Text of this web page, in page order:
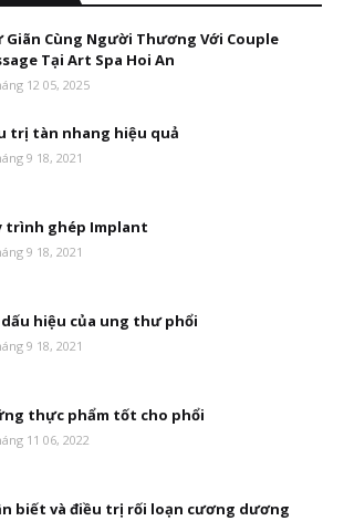
Giãn Cùng Người Thương Với Couple
Tại Art Spa Hoi An
12 05, 2025
trị tàn nhang hiệu quả
9 18, 2021
trình ghép Implant
9 18, 2021
dấu hiệu của ung thư phổi
9 18, 2021
thực phẩm tốt cho phổi
11 06, 2022
biết và điều trị rối loạn cương dương